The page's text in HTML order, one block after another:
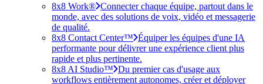
8x8 Work® Connecter chaque équipe, partout dans le
monde, avec des solutions de voix, vidéo et messagerie
de qualité.
8x8 Contact Center™ Équiper les équipes d'une IA
performante pour délivrer une expérience client plus
rapide et plus pertinente.
8x8 AI Studio™ Du premier cas d'usage aux
workflows entièrement autonomes, créer et déployer